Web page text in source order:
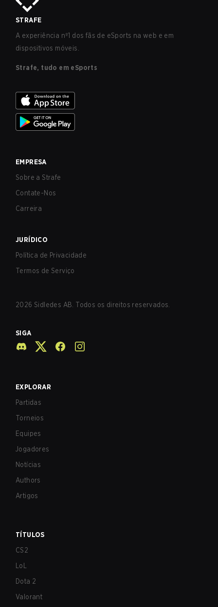
STRAFE
A experiência nº1 dos fãs de eSports na web e em
dispositivos móveis.
Strafe, tudo em eSports
EMPRESA
Sobre a Strafe
Contate-Nos
Carreira
JURÍDICO
Política de Privacidade
Termos de Serviço
2026 Sidledes AB. Todos os direitos reservados.
SIGA
EXPLORAR
Partidas
Torneios
Equipes
Jogadores
Notícias
Authors
Artigos
TÍTULOS
CS2
LoL
Dota 2
Valorant